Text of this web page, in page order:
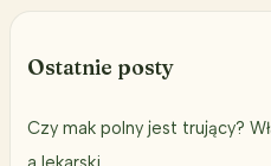
Ostatnie posty
Czy mak polny jest trujący?